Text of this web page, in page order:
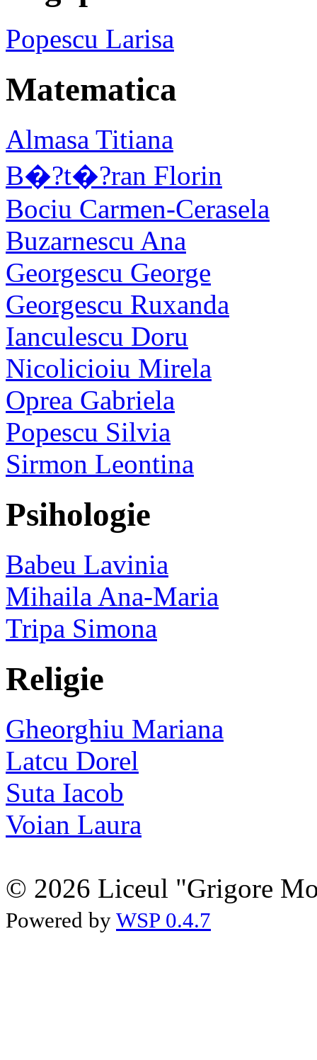
Popescu Larisa
Matematica
Almasa Titiana
B�?t�?ran Florin
Bociu Carmen-Cerasela
Buzarnescu Ana
Georgescu George
Georgescu Ruxanda
Ianculescu Doru
Nicolicioiu Mirela
Oprea Gabriela
Popescu Silvia
Sirmon Leontina
Psihologie
Babeu Lavinia
Mihaila Ana-Maria
Tripa Simona
Religie
Gheorghiu Mariana
Latcu Dorel
Suta Iacob
Voian Laura
© 2026 Liceul "Grigore
Powered by WSP 0.4.7